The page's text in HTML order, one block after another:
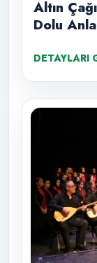
Altın
Dolu
DETAYLARI